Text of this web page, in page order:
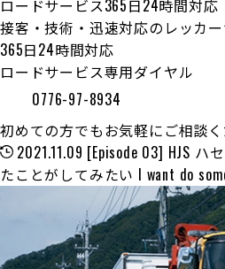
ロードサービス365日24時間対応
接客・技術・迅速対応のレッカ
365日24時間対応
ロードサービス専用ダイヤル
0776-97-8934
初めての方でもお気軽にご相談
2021.11.09 [Episode 03] HJS ハ
たことがしてみたい I want do